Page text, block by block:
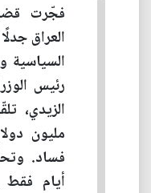
فجّرت
العراق
السياسية
رئيس
مليون
أيام